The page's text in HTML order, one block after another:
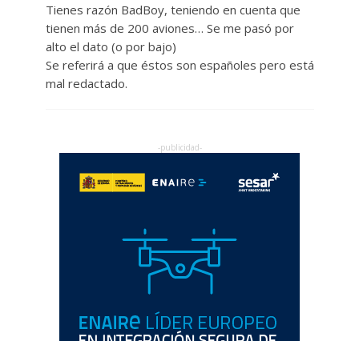
Tienes razón BadBoy, teniendo en cuenta que
tienen más de 200 aviones… Se me pasó por
alto el dato (o por bajo)
Se referirá a que éstos son españoles pero está
mal redactado.